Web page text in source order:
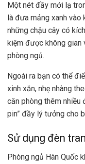
Một nét đầy mới lạ
là đưa mảng xanh vào
những chậu cây có
kiệm được không gian
phòng ngủ.
Ngoài ra bạn có thể
xinh xắn, nhẹ nhàng
căn phòng thêm nhiều
pin” đầy lý tưởng cho
Sử dụng đèn
Phòng ngủ Hàn Quốc